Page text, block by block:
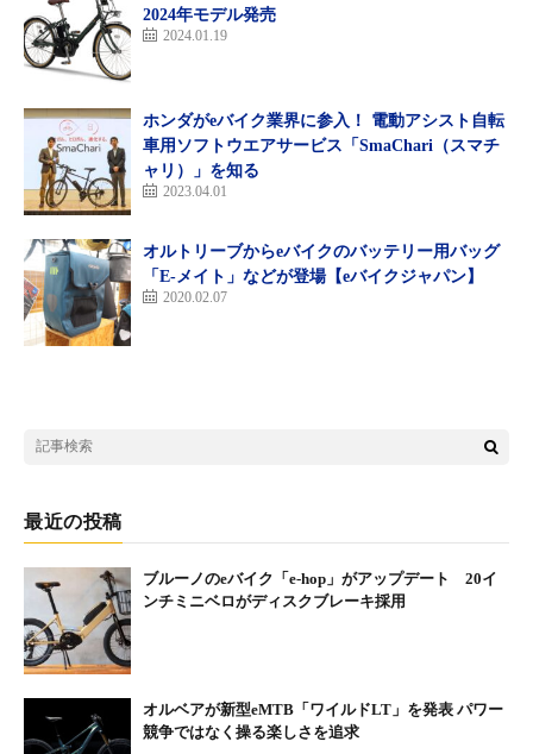
2024年モデル発売
2024.01.19
ホンダがeバイク業界に参入！ 電動アシスト自転
車用ソフトウエアサービス「SmaChari（スマチ
ャリ）」を知る
2023.04.01
オルトリーブからeバイクのバッテリー用バッグ
「E-メイト」などが登場【eバイクジャパン】
2020.02.07
最近の投稿
ブルーノのeバイク「e-hop」がアップデート 20イ
ンチミニベロがディスクブレーキ採用
オルベアが新型eMTB「ワイルドLT」を発表 パワー
競争ではなく操る楽しさを追求